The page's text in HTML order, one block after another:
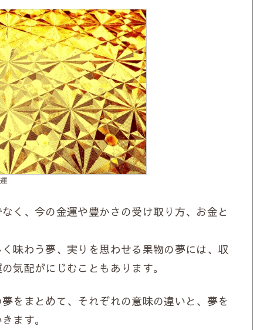
く、今の金運や豊かさの受け取り方、お金と
味わう夢、実りを思わせる果物の夢には、収
気配がにじむこともあります。
をまとめて、それぞれの意味の違いと、夢を
ます。